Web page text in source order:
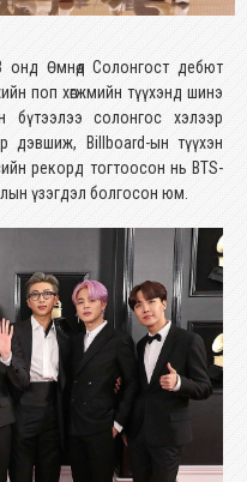
онд Өмнөд Солонгост дебют
поп хөгжмийн түүхэнд шинэ
бүтээлээ солонгос хэлээр
дэвшиж, Billboard-ын түүхэн
рекорд тогтоосон нь BTS-
үзэгдэл болгосон юм.